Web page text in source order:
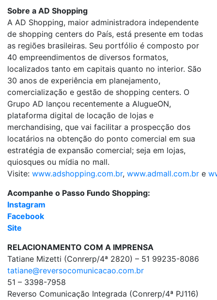
Sobre a AD Shopping
A AD Shopping, maior administradora independente
de shopping centers do País, está presente em todas
as regiões brasileiras. Seu portfólio é composto por
40 empreendimentos de diversos formatos,
localizados tanto em capitais quanto no interior. São
30 anos de experiência em planejamento,
comercialização e gestão de shopping centers. O
Grupo AD lançou recentemente a AlugueON,
plataforma digital de locação de lojas e
merchandising, que vai facilitar a prospecção dos
locatários na obtenção do ponto comercial em sua
estratégia de expansão comercial; seja em lojas,
quiosques ou mídia no mall.
Visite: www.adshopping.com.br, www.admall.com.br e
Acompanhe o Passo Fundo Shopping:
Instagram
Facebook
Site
RELACIONAMENTO COM A IMPRENSA
Tatiane Mizetti (Conrerp/4ª 2820) – 51 99235-8086
tatiane@reversocomunicacao.com.br
51 – 3398-7958
Reverso Comunicação Integrada (Conrerp/4ª PJ116)